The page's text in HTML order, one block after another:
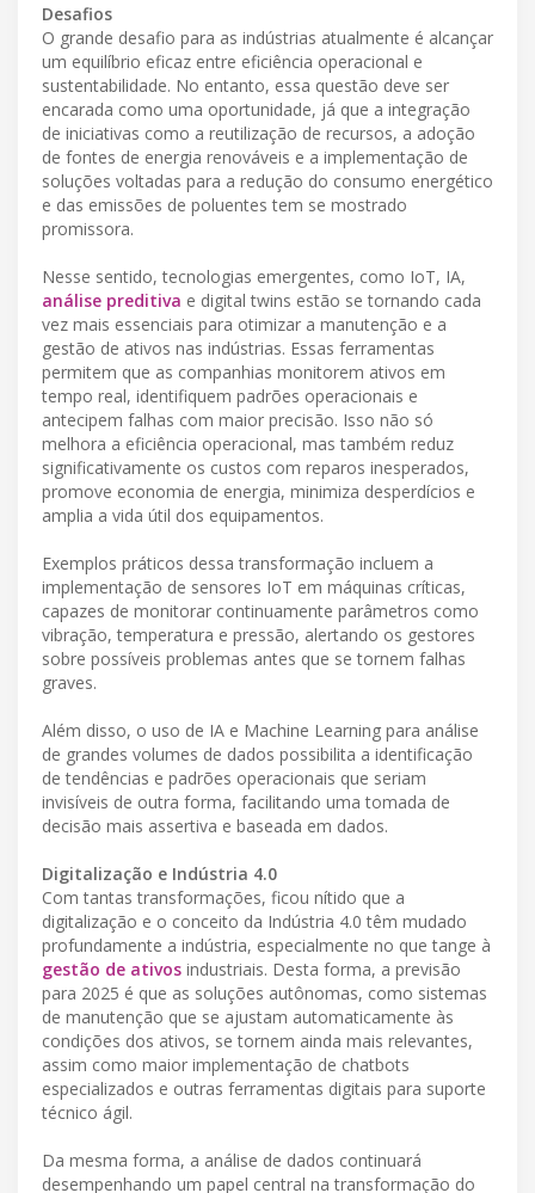
Desafios
O grande desafio para as indústrias atualmente é alcançar
um equilíbrio eficaz entre eficiência operacional e
sustentabilidade. No entanto, essa questão deve ser
encarada como uma oportunidade, já que a integração
de iniciativas como a reutilização de recursos, a adoção
de fontes de energia renováveis e a implementação de
soluções voltadas para a redução do consumo energético
e das emissões de poluentes tem se mostrado
promissora.
Nesse sentido, tecnologias emergentes, como IoT, IA,
análise preditiva e digital twins estão se tornando cada
vez mais essenciais para otimizar a manutenção e a
gestão de ativos nas indústrias. Essas ferramentas
permitem que as companhias monitorem ativos em
tempo real, identifiquem padrões operacionais e
antecipem falhas com maior precisão. Isso não só
melhora a eficiência operacional, mas também reduz
significativamente os custos com reparos inesperados,
promove economia de energia, minimiza desperdícios e
amplia a vida útil dos equipamentos.
Exemplos práticos dessa transformação incluem a
implementação de sensores IoT em máquinas críticas,
capazes de monitorar continuamente parâmetros como
vibração, temperatura e pressão, alertando os gestores
sobre possíveis problemas antes que se tornem falhas
graves.
Além disso, o uso de IA e Machine Learning para análise
de grandes volumes de dados possibilita a identificação
de tendências e padrões operacionais que seriam
invisíveis de outra forma, facilitando uma tomada de
decisão mais assertiva e baseada em dados.
Digitalização e Indústria 4.0
Com tantas transformações, ficou nítido que a
digitalização e o conceito da Indústria 4.0 têm mudado
profundamente a indústria, especialmente no que tange à
gestão de ativos industriais. Desta forma, a previsão
para 2025 é que as soluções autônomas, como sistemas
de manutenção que se ajustam automaticamente às
condições dos ativos, se tornem ainda mais relevantes,
assim como maior implementação de chatbots
especializados e outras ferramentas digitais para suporte
técnico ágil.
Da mesma forma, a análise de dados continuará
desempenhando um papel central na transformação do